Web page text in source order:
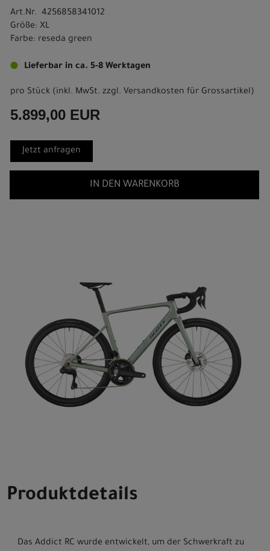
Art.Nr. 4256858341012
Größe: XL
Farbe: reseda green
Lieferbar in ca. 5-8 Werktagen
pro Stück (inkl. MwSt. zzgl. Versandkosten für Grossartikel)
5.899,00 EUR
Jetzt anfragen
IN DEN WARENKORB
Produktdetails
Das Addict RC wurde entwickelt, um der Schwerkraft zu